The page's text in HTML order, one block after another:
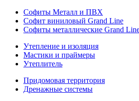
Софиты Металл и ПВХ
Софит виниловый Grand Line
Софиты металлические Grand
Утепление и изоляция
Мастики и праймеры
Утеплитель
Придомовая территория
Дренажные системы